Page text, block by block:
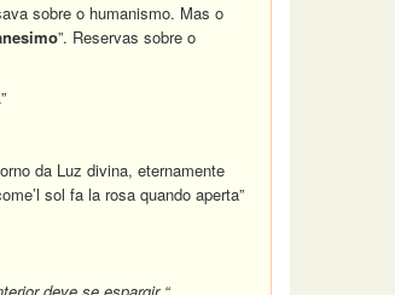
sobre o humanismo. Mas o
”. Reservas sobre o
da Luz divina, eternamente
sol fa la rosa quando aperta”